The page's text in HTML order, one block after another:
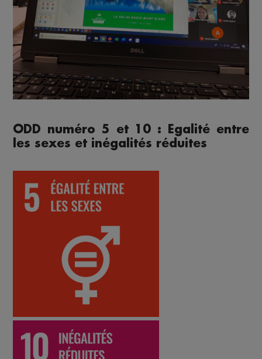
ODD numéro 5 et 10 : Egalité entre
les sexes et inégalités réduites